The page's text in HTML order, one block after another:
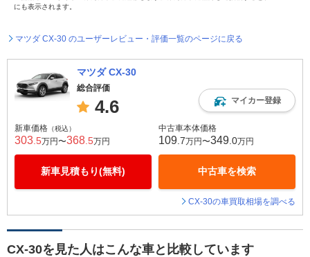
にも表示されます。
マツダ CX-30 のユーザーレビュー・評価一覧のページに戻る
マツダ CX-30
総合評価
4.6 マイカー登録
新車価格 （税込）
303 .5万円〜368 .5万円
新車見積もり(無料)
中古車本体価格
109 .7万円〜349 .0万円
中古車を検索
CX-30の車買取相場を調べる
CX-30を見た人はこんな車と比較しています